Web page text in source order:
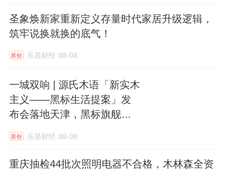
圣象焕新家重新定义存量时代家居升级逻辑，
筑牢说换就换的底气！
原创 乐居财经 08-08
一城双响 | 源氏木语「新实木
主义——黑标生活提案」发
布会落地天津，黑标旗舰店
原创 乐居财经 08-08
重庆抽检44批次照明电器不合格，木林森全资